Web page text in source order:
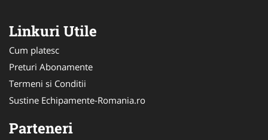
Linkuri Utile
Cum platesc
Preturi Abonamente
Termeni si Conditii
Sustine Echipamente-Romania.ro
Parteneri